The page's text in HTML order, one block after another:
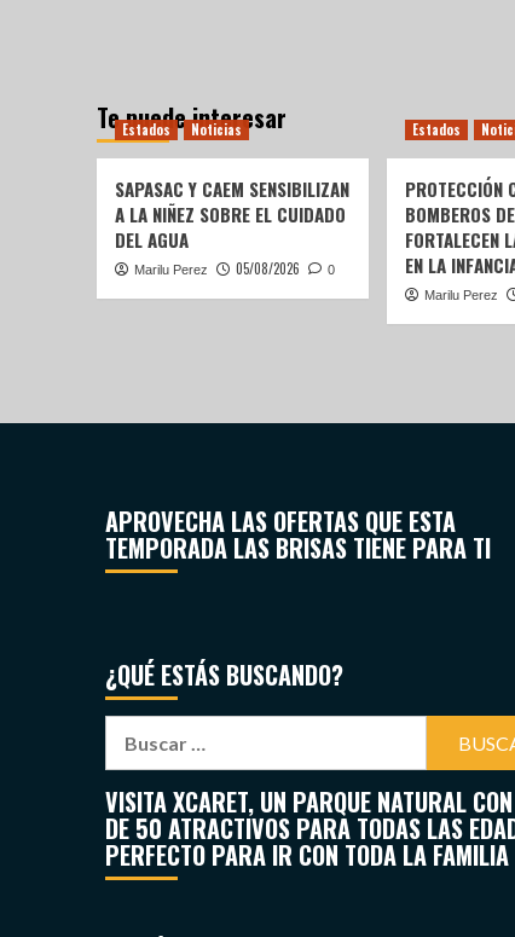
Te puede interesar
Estados Noticias
SAPASAC Y CAEM SENSIBILIZAN
A LA NIÑEZ SOBRE EL CUIDADO
DEL AGUA
Marilu Perez 05/08/2026 0
Estados
PROTECCIÓN
BOMBEROS
FORTALECEN
EN LA
Marilu Perez
APROVECHA LAS OFERTAS QUE ESTA
TEMPORADA LAS BRISAS TIENE PARA TI
¿QUÉ ESTÁS BUSCANDO?
VISITA XCARET, UN PARQUE NATURAL
DE 50 ATRACTIVOS PARA TODAS LAS
PERFECTO PARA IR CON TODA LA FAMILIA